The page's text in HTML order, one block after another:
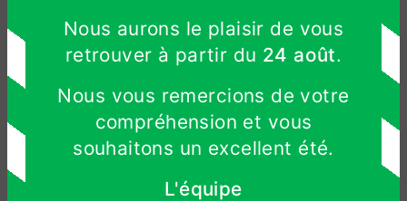
Nous aurons le plaisir de vous
retrouver à partir du 24 août.
Nous vous remercions de votre
compréhension et vous
souhaitons un excellent été.
L'équipe